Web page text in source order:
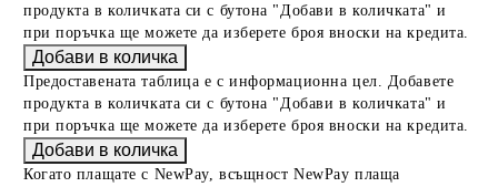
продукта в количката си с бутона "Добави в количката" и
при поръчка ще можете да изберете броя вноски на кредита.
Предоставената таблица е с информационна цел. Добавете
продукта в количката си с бутона "Добави в количката" и
при поръчка ще можете да изберете броя вноски на кредита.
Когато плащате с NewPay, всъщност NewPay плаща